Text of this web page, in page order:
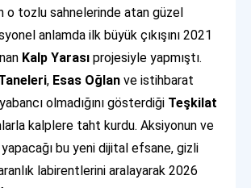
o tozlu sahnelerinde atan güzel
anlamda ilk büyük çıkışını 2021
Kalp Yarası projesiyle yapmıştı.
, Esas Oğlan ve istihbarat
olmadığını gösterdiği Teşkilat
kalplere taht kurdu. Aksiyonun ve
bu yeni dijital efsane, gizli
labirentlerini aralayarak 2026